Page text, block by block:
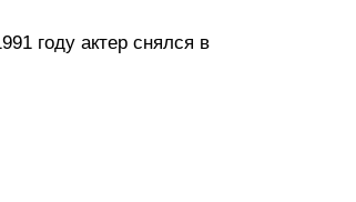
году актер снялся в